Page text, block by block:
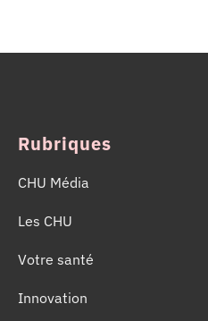
Rubriques
CHU Média
Les CHU
Votre santé
Innovation